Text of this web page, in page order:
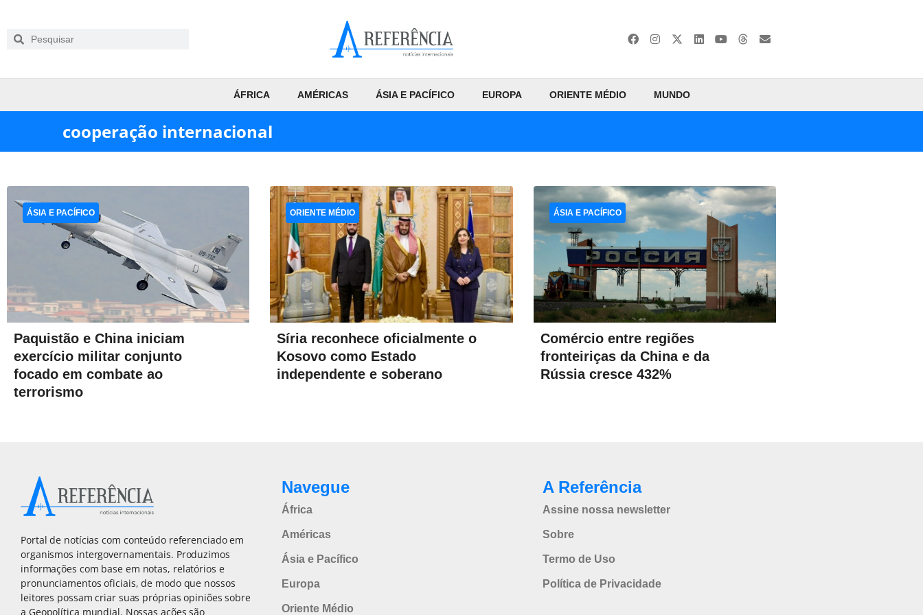
ÁFRICA AMÉRICAS ÁSIA E PACÍFICO EUROPA ORIENTE MÉDIO MUNDO
cooperação internacional
Paquistão e China iniciam
exercício militar conjunto
focado em combate ao
terrorismo
ÁSIA E PACÍFICO
Síria reconhece oficialmente o
Kosovo como Estado
independente e soberano
ORIENTE MÉDIO
Comércio entre regiões
fronteiriças da China e da
Rússia cresce 432%
ÁSIA E PACÍFICO
Portal de notícias com conteúdo referenciado em
organismos intergovernamentais. Produzimos
informações com base em notas, relatórios e
pronunciamentos oficiais, de modo que nossos
leitores possam criar suas próprias opiniões sobre
a Geopolítica mundial. Nossas ações são
Navegue
África
Américas
Ásia e Pacífico
Europa
Oriente Médio
A Referência
Assine nossa newsletter
Sobre
Termo de Uso
Política de Privacidade